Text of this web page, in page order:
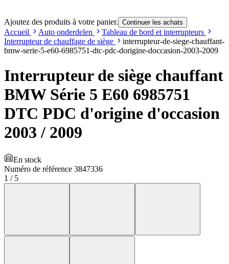
Ajoutez des produits à votre panier. Continuer les achats
Accueil Auto onderdelen
Tableau de bord et interrupteurs
Interrupteur de chauffage de siège
interrupteur-de-siege-chauffant-
bmw-serie-5-e60-6985751-dtc-pdc-dorigine-doccasion-2003-2009
Interrupteur de siège chauffant
BMW Série 5 E60 6985751
DTC PDC d'origine d'occasion
2003 / 2009
En stock
Numéro de référence 3847336
1 / 5